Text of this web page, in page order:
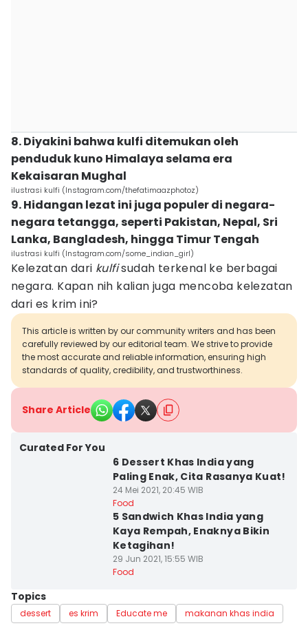
8. Diyakini bahwa kulfi ditemukan oleh
penduduk kuno Himalaya selama era
Kekaisaran Mughal
ilustrasi kulfi (Instagram.com/thefatimaazphotoz)
9. Hidangan lezat ini juga populer di negara-
negara tetangga, seperti Pakistan, Nepal, Sri
Lanka, Bangladesh, hingga Timur Tengah
ilustrasi kulfi (Instagram.com/some_indian_girl)
Kelezatan dari kulfisudah terkenal ke berbagai
negara. Kapan nih kalian juga mencoba kelezatan
dari es krim ini?
This article is written by our community writers and has been
carefully reviewed by our editorial team. We strive to provide
the most accurate and reliable information, ensuring high
standards of quality, credibility, and trustworthiness.
Share Article
Curated For You
6 Dessert Khas India yang
Paling Enak, Cita Rasanya Kuat!
24 Mei 2021, 20:45 WIB
Food
5 Sandwich Khas India yang
Kaya Rempah, Enaknya Bikin
Ketagihan!
29 Jun 2021, 15:55 WIB
Food
Topics
dessert es krim Educate me makanan khas india